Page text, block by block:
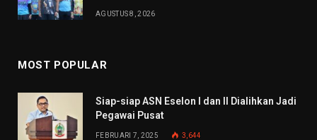
AGUSTUS 8, 2026
MOST POPULAR
Siap-siap ASN Eselon I dan II Dialihkan Jadi
Pegawai Pusat
FEBRUARI 7, 2025 3,644